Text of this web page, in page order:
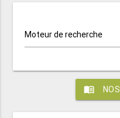
Moteur de recherche
menu_book